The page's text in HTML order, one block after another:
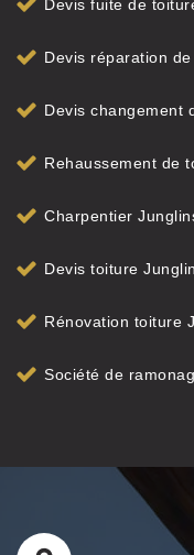
Devis fuite de
Devis réparation
Devis changement
Rehaussement de
Charpentier
Devis toiture
Rénovation toiture
Société de